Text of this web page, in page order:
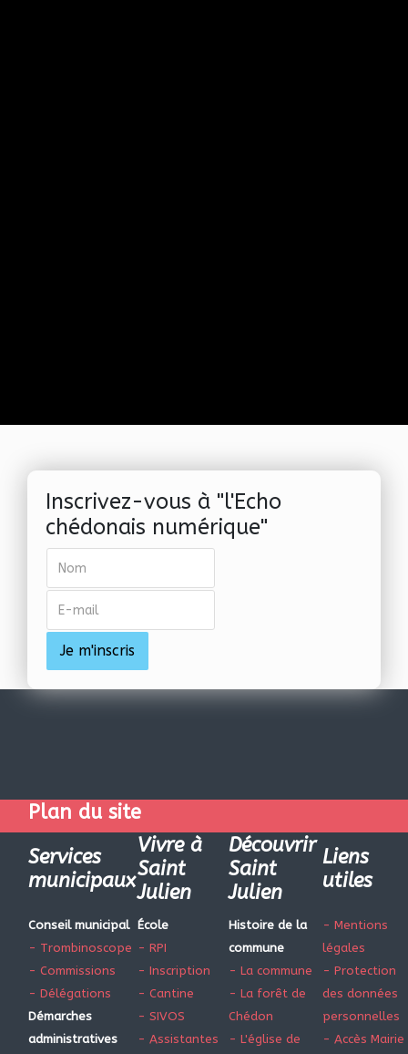
Inscrivez-vous à "l'Echo
chédonais numérique"
Plan du site
Services
municipaux
Vivre à
Saint
Julien
Découvrir
Saint
Julien
Liens
utiles
Conseil municipal
- Trombinoscope
- Commissions
- Délégations
Démarches
administratives
École
- RPI
- Inscription
- Cantine
- SIVOS
- Assistantes
Histoire de la
commune
- La commune
- La forêt de
Chédon
- L'église de
- Mentions
légales
- Protection
des données
personnelles
- Accès Mairie